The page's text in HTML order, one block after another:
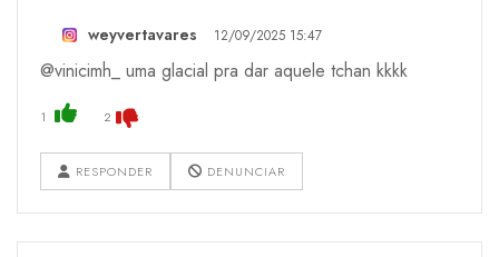
weyvertavares 12/09/2025 15:47
@vinicimh_ uma glacial pra dar aquele tchan kkkk
1 2
RESPONDER DENUNCIAR